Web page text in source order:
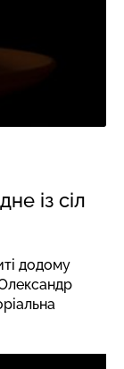
із сіл
додому